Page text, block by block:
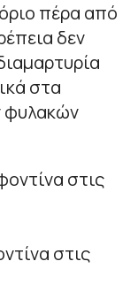
πέρα από
δεν
στα
φυλακών
στις